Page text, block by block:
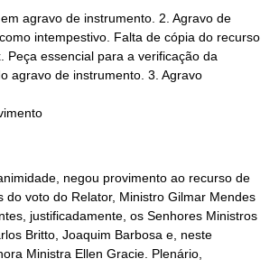
agravo de instrumento. 2. Agravo de
negou provimento ao recurso de
do voto do Relator, Ministro Gilmar Mendes
justificadamente, os Senhores Ministros
Britto, Joaquim Barbosa e, neste
Ministra Ellen Gracie. Plenário,